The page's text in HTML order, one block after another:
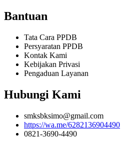
Bantuan
Tata Cara PPDB
Persyaratan PPDB
Kontak Kami
Kebijakan Privasi
Pengaduan Layanan
Hubungi Kami
smksbksimo@gmail.com
https://wa.me/6282136904490
0821-3690-4490